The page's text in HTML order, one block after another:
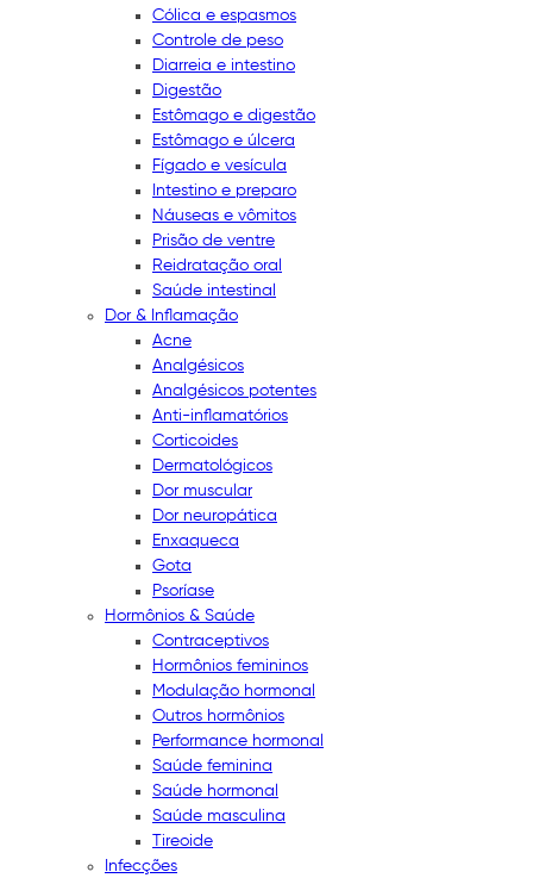
Cólica e espasmos
Controle de peso
Diarreia e intestino
Digestão
Estômago e digestão
Estômago e úlcera
Fígado e vesícula
Intestino e preparo
Náuseas e vômitos
Prisão de ventre
Reidratação oral
Saúde intestinal
Dor & Inflamação
Acne
Analgésicos
Analgésicos potentes
Anti-inflamatórios
Corticoides
Dermatológicos
Dor muscular
Dor neuropática
Enxaqueca
Gota
Psoríase
Hormônios & Saúde
Contraceptivos
Hormônios femininos
Modulação hormonal
Outros hormônios
Performance hormonal
Saúde feminina
Saúde hormonal
Saúde masculina
Tireoide
Infecções